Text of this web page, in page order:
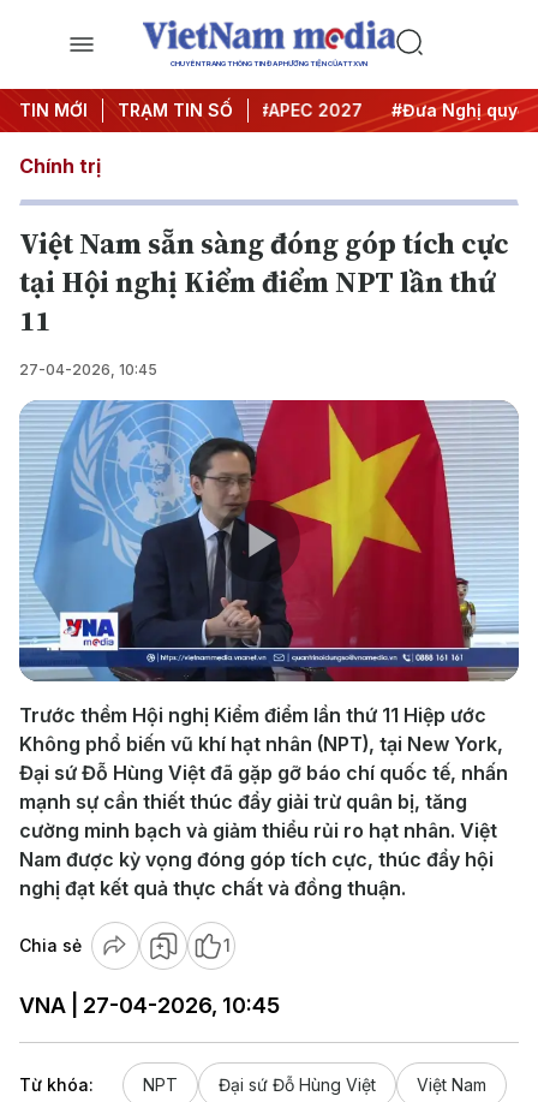
CHUYÊN TRANG THÔNG TIN ĐA PHƯƠNG TIỆN CỦA TTXVN
TIN MỚI TRẠM TIN SỐ
nghị Trung ương 3 #APEC 2027 #Đưa Nghị quyết
Chính trị
Việt Nam sẵn sàng đóng góp tích cực
tại Hội nghị Kiểm điểm NPT lần thứ
11
27-04-2026, 10:45
Play
Video
Trước thềm Hội nghị Kiểm điểm lần thứ 11 Hiệp ước
Không phổ biến vũ khí hạt nhân (NPT), tại New York,
Đại sứ Đỗ Hùng Việt đã gặp gỡ báo chí quốc tế, nhấn
mạnh sự cần thiết thúc đẩy giải trừ quân bị, tăng
cường minh bạch và giảm thiểu rủi ro hạt nhân. Việt
Nam được kỳ vọng đóng góp tích cực, thúc đẩy hội
nghị đạt kết quả thực chất và đồng thuận.
Chia sẻ 1
VNA | 27-04-2026, 10:45
Từ khóa: NPT Đại sứ Đỗ Hùng Việt Việt Nam